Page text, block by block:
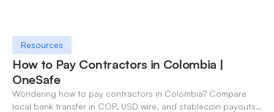
Resources
How to Pay Contractors in Colombia |
OneSafe
Wondering how to pay contractors in Colombia? Compare
local bank transfer in COP, USD wire, and stablecoin payouts.